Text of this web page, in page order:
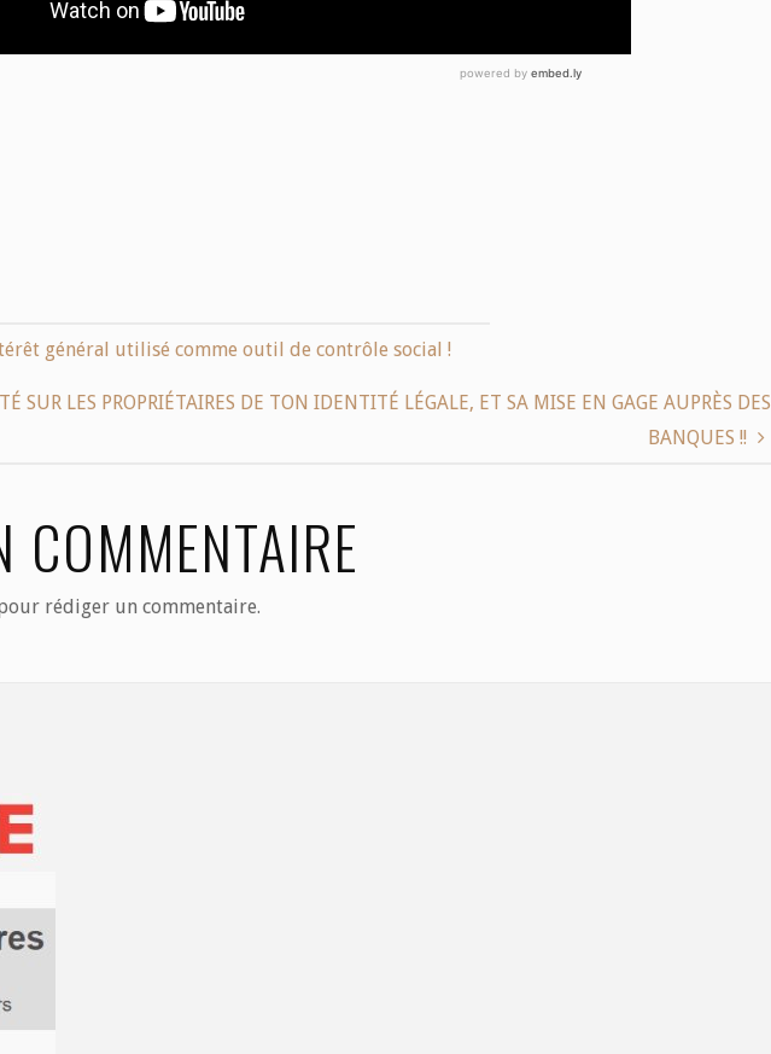
général utilisé comme outil de contrôle social !
SUR LES PROPRIÉTAIRES DE TON IDENTITÉ LÉGALE, ET SA MISE EN GAGE AUPRÈS DES
BANQUES !!
COMMENTAIRE
rédiger un commentaire.